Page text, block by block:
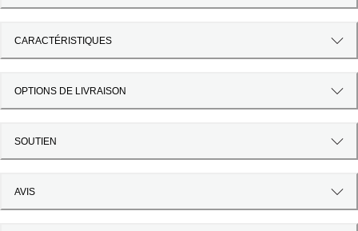
CARACTÉRISTIQUES
OPTIONS DE LIVRAISON
SOUTIEN
AVIS